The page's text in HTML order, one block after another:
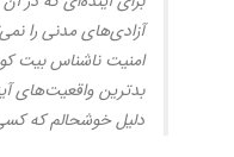
آزادی‌های مدنی را
امنیت ناشناس بیت
بدترین واقعیت‌های
دلیل خوشحالم که